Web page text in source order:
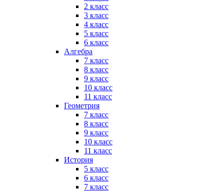
2 класс
3 класс
4 класс
5 класс
6 класс
Алгебра
7 класс
8 класс
9 класс
10 класс
11 класс
Геометрия
7 класс
8 класс
9 класс
10 класс
11 класс
История
5 класс
6 класс
7 класс